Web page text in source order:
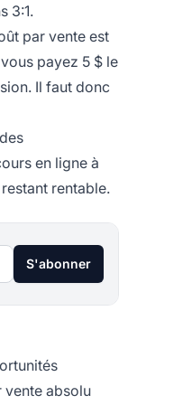
3:1.
par vente est
payez 5 $ le
Il faut donc
en ligne à
rentable.
S'abonner
vente absolu